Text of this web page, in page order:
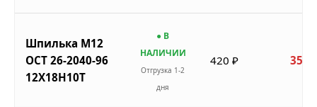
Шпилька М12
ОСТ 26-2040-96
12Х18Н10Т
● В
НАЛИЧИИ
Отгрузка 1-2
дня
420 ₽ 357